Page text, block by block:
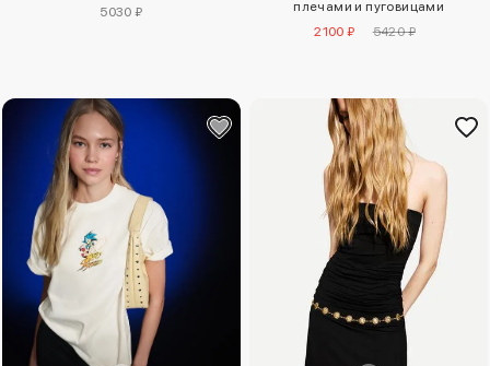
5030 ₽
плечами и пуговицами
2100 ₽
5420 ₽